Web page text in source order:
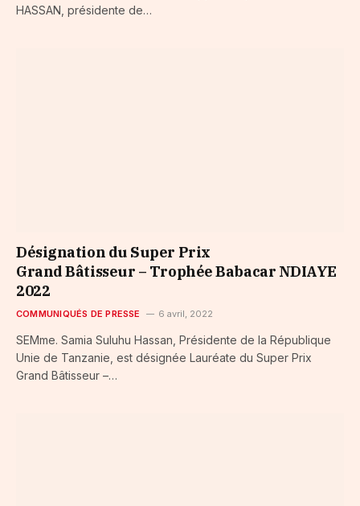
HASSAN, présidente de…
Désignation du Super Prix
Grand Bâtisseur – Trophée Babacar NDIAYE
2022
COMMUNIQUÉS DE PRESSE 6 avril, 2022
SEMme. Samia Suluhu Hassan, Présidente de la République
Unie de Tanzanie, est désignée Lauréate du Super Prix
Grand Bâtisseur –…